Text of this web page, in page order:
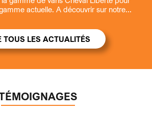
actuelle. A découvrir sur notre...
TOUS LES ACTUALITÉS